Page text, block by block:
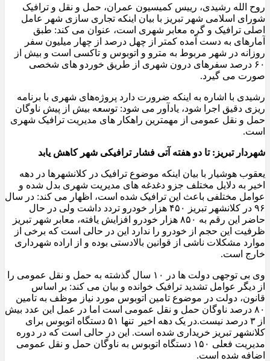
روح الله رشیدی، رییس کمیسیون عمران، حمل و نقل و ترافیک
شورای اسلامی شهر تبریز با بیان اینکه تجاری سازی شهر عامل
اصلی ترافیک و گره معابر شهری است، عنوان می کند: طبق
آمارهای به دست آمده کمتر از چهل درصد از چهار میلیون سفر
روزانه در شهر مربوط به مترو و اتوبوس و تاکسی است و بیش از
۶۰ درصد سفرهای درون شهری از طریق خوردو های شخصی
صورت می گیرد.
رشیدی با اشاره به اینکه ضرورت دارد پروژه‌های شهری با برنامه
ریزی دقیق اجرا شود، یادآور می شود: توسعه بیش از پیش ناوگان
حمل و نقل عمومی از مهمترین راهکار های مدیریت ترافیک شهری
است.
شهردار تبریز: تا دو هفته آتی فشار ترافیکی شهر کاهش یابد
یعقوب هوشیار با بیان اینکه موضوع ترافیک در کلانشهرها در دهه
اخیر به دلایل مختلف جزو دغدغه های مدیریت شهری بدل شده و
عوامل مختلفی باعث این ترافیک شده است، اظهار می کند: در سال
۹۶ در کلانشهر تبریز ۴۵۰ هزار خودرو تردد داشت ولی در حال
حاضر این رقم به ۸۵۰ هزار خودرو افزایش یافته، معابر شهر تبریز
ظرفیت این حجم از خودرو را ندارد این در حالی است که برخی از
موارد مشکلات ناشی از قوانین بالادستی بوده و از اراده شهرداری
خارج است.
وی بی توجهی دولت ها در ۱۰ سال گذشته به حمل و نقل عمومی را
از دیگر عوامل تشدید ترافیک خوانده و بیان می کند: بر اساس
قانون، دولت در موضوع تامین اتوبوس مورد نیاز موظف به تامین
۸۰ درصد ناوگان حمل و نقل عمومی است اما در عمل این عدد بیش
از ۳ درصد نیست.در یک دهه اخیر تنها ۵۱ دستگاه اتوبوس برای
کلانشهر تبریز خریداری شده است. این در حالی است که در دوره
مدیریت فعلی ۱۵۰ دستگاه اتوبوس به ناوگان حمل و نقل عمومی
اضافه شده است.